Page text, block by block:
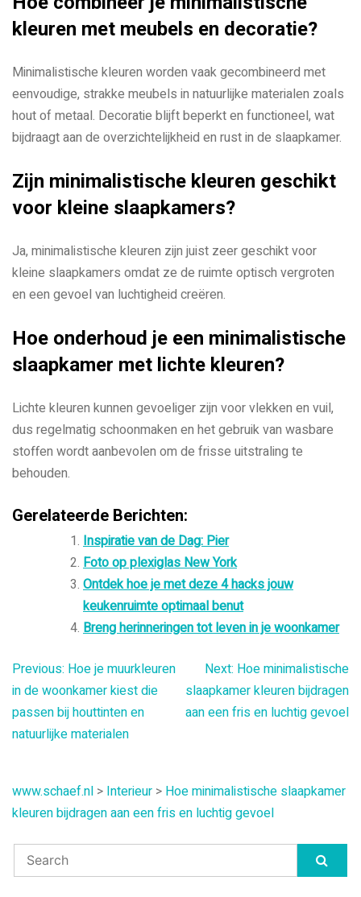
kleuren met meubels en decoratie?
Minimalistische kleuren worden vaak gecombineerd met
eenvoudige, strakke meubels in natuurlijke materialen zoals
hout of metaal. Decoratie blijft beperkt en functioneel, wat
bijdraagt aan de overzichtelijkheid en rust in de slaapkamer.
Zijn minimalistische kleuren geschikt
voor kleine slaapkamers?
Ja, minimalistische kleuren zijn juist zeer geschikt voor
kleine slaapkamers omdat ze de ruimte optisch vergroten
en een gevoel van luchtigheid creëren.
Hoe onderhoud je een minimalistische
slaapkamer met lichte kleuren?
Lichte kleuren kunnen gevoeliger zijn voor vlekken en vuil,
dus regelmatig schoonmaken en het gebruik van wasbare
stoffen wordt aanbevolen om de frisse uitstraling te
behouden.
Gerelateerde Berichten:
Inspiratie van de Dag: Pier
Foto op plexiglas New York
Ontdek hoe je met deze 4 hacks jouw
keukenruimte optimaal benut
Breng herinneringen tot leven in je woonkamer
Bericht
navigatie
Previous: Hoe je muurkleuren
in de woonkamer kiest die
passen bij houttinten en
natuurlijke materialen
Next: Hoe minimalistische
slaapkamer kleuren bijdragen
aan een fris en luchtig gevoel
www.schaef.nl > Interieur > Hoe minimalistische slaapkamer
kleuren bijdragen aan een fris en luchtig gevoel